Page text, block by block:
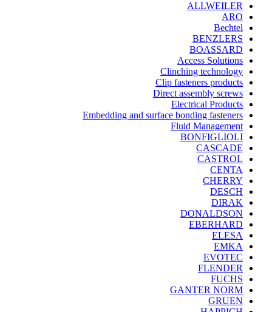
ALLWEILER
ARO
Bechtel
BENZLERS
BOASSARD
Access Solutions
Clinching technology
Clip fasteners products
Direct assembly screws
Electrical Products
Embedding and surface bonding fasteners
Fluid Management
BONFIGLIOLI
CASCADE
CASTROL
CENTA
CHERRY
DESCH
DIRAK
DONALDSON
EBERHARD
ELESA
EMKA
EVOTEC
FLENDER
FUCHS
GANTER NORM
GRUEN